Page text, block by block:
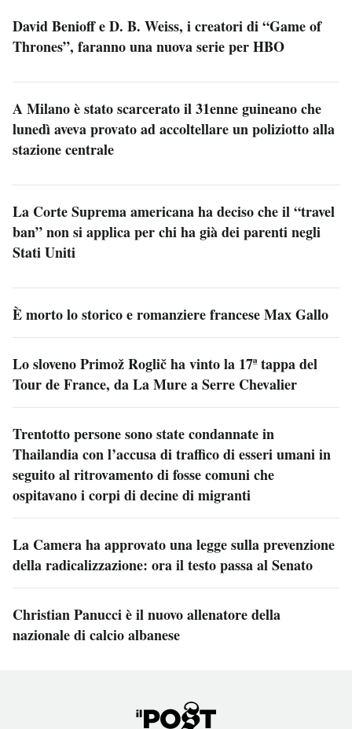
David Benioff e D. B. Weiss, i creatori di “Game of
Thrones”, faranno una nuova serie per HBO
A Milano è stato scarcerato il 31enne guineano che
lunedì aveva provato ad accoltellare un poliziotto alla
stazione centrale
La Corte Suprema americana ha deciso che il “travel
ban” non si applica per chi ha già dei parenti negli
Stati Uniti
È morto lo storico e romanziere francese Max Gallo
Lo sloveno Primož Roglič ha vinto la 17ª tappa del
Tour de France, da La Mure a Serre Chevalier
Trentotto persone sono state condannate in
Thailandia con l’accusa di traffico di esseri umani in
seguito al ritrovamento di fosse comuni che
ospitavano i corpi di decine di migranti
La Camera ha approvato una legge sulla prevenzione
della radicalizzazione: ora il testo passa al Senato
Christian Panucci è il nuovo allenatore della
nazionale di calcio albanese